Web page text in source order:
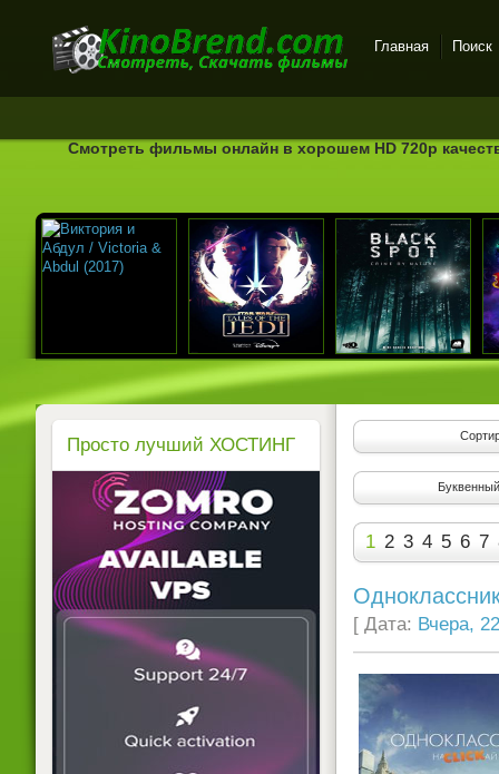
бесплатный просмотр
новых фильмов в хорошем
Главная Поиск
Смотреть фильмы онлайн в хорошем HD 720p
1 2 3 4 5 6 7
[ Дата: Вчера,
Просто лучший ХОСТИНГ